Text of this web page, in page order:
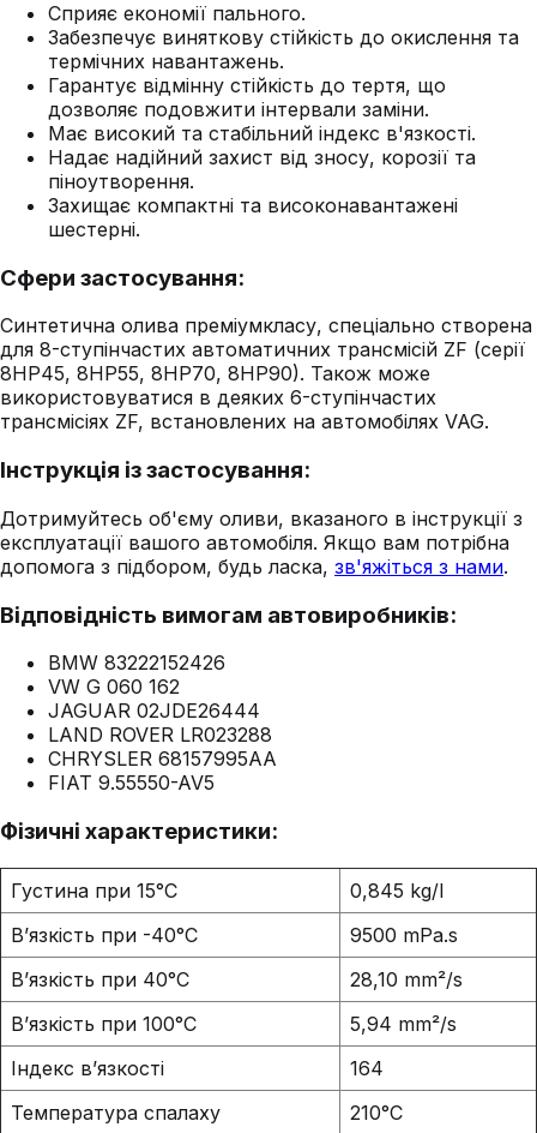
Сприяє економії пального.
Забезпечує виняткову стійкість до окислення та
термічних навантажень.
Гарантує відмінну стійкість до тертя, що
дозволяє подовжити інтервали заміни.
Має високий та стабільний індекс в'язкості.
Надає надійний захист від зносу, корозії та
піноутворення.
Захищає компактні та високонавантажені
шестерні.
Сфери застосування:
Синтетична олива преміумкласу, спеціально створена
для 8-ступінчастих автоматичних трансмісій ZF (серії
8HP45, 8HP55, 8HP70, 8HP90). Також може
використовуватися в деяких 6-ступінчастих
трансмісіях ZF, встановлених на автомобілях VAG.
Інструкція із застосування:
Дотримуйтесь об'єму оливи, вказаного в інструкції з
експлуатації вашого автомобіля. Якщо вам потрібна
допомога з підбором, будь ласка, зв'яжіться з нами.
Відповідність вимогам автовиробників:
BMW 83222152426
VW G 060 162
JAGUAR 02JDE26444
LAND ROVER LR023288
CHRYSLER 68157995AA
FIAT 9.55550-AV5
Фізичні характеристики:
Густина при 15°C
0,845 kg/l
В’язкість при -40°C
9500 mPa.s
В’язкість при 40°C
28,10 mm²/s
В’язкість при 100°C
5,94 mm²/s
Індекс в’язкості
164
Температура спалаху
210°C